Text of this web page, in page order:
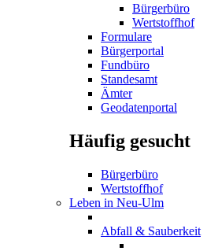
Bürgerbüro
Wertstoffhof
Formulare
Bürgerportal
Fundbüro
Standesamt
Ämter
Geodatenportal
Häufig gesucht
Bürgerbüro
Wertstoffhof
Leben in Neu-Ulm
Abfall & Sauberkeit